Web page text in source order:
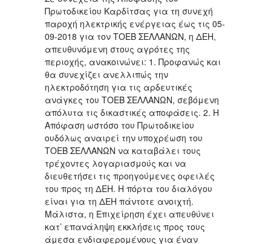
Πρωτοδικείου Καρδίτσας για τη συνεχή
παροχή ηλεκτρικής ενέργειας έως τις 05-
09-2018 για τον ΤΟΕΒ ΣΕΛΛΑΝΩΝ, η ΔΕΗ,
απευθυνόμενη στους αγρότες της
περιοχής, ανακοινώνει: 1. Προφανώς και
θα συνεχίζει ανελλιπώς την
ηλεκτροδότηση για τις αρδευτικές
ανάγκες του ΤΟΕΒ ΣΕΛΛΑΝΩΝ, σεβόμενη
απόλυτα τις δικαστικές αποφάσεις. 2. Η
Απόφαση ωστόσο του Πρωτοδικείου
ουδόλως αναιρεί την υποχρέωση του
ΤΟΕΒ ΣΕΛΛΑΝΩΝ να καταβάλει τους
τρέχοντες λογαριασμούς και να
διευθετήσει τις προηγούμενες οφειλές
του προς τη ΔΕΗ. Η πόρτα του διαλόγου
είναι για τη ΔΕΗ πάντοτε ανοιχτή.
Μάλιστα, η Επιχείρηση έχει απευθύνει
κατ’ επανάληψη εκκλήσεις προς τους
άμεσα ενδιαφερομένους για έναν